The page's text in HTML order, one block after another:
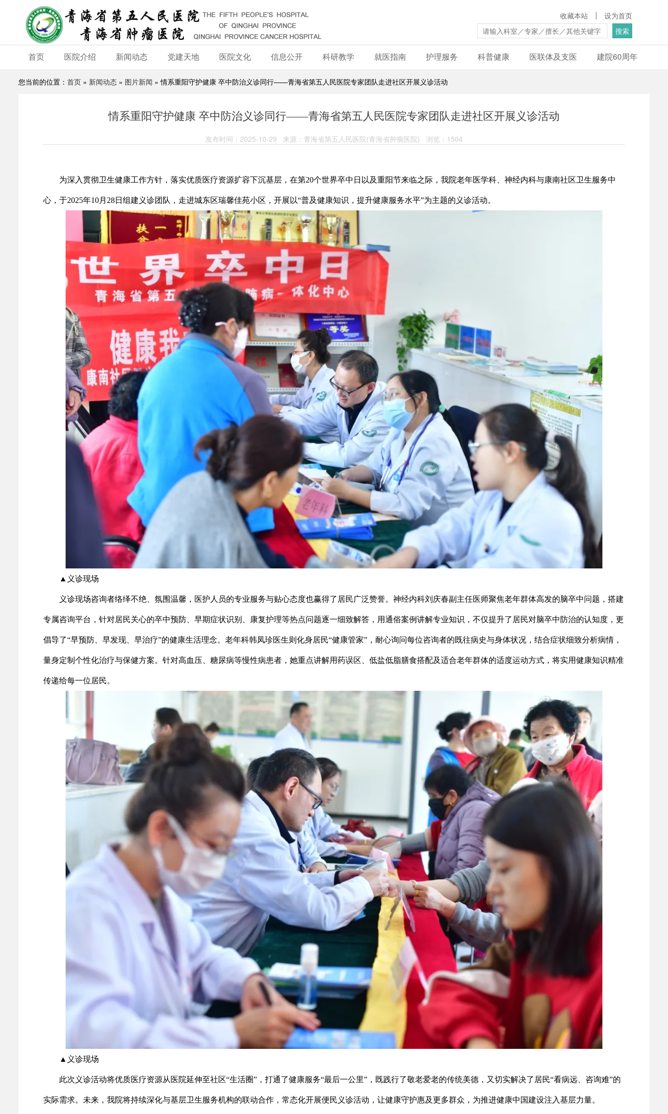
设为首页
收藏本站
搜索
首页 医院介绍 新闻动态 党建天地 医院文化 信息公开 科研教学 就医指南 护理服务 科普健康 医联体及支医 建院60周年
您当前的位置： 首页 » 新闻动态 » 图片新闻 » 情系重阳守护健康 卒中防治义诊同行——青海省第五人民医院专家团队走进社区开展义诊活动
情系重阳守护健康 卒中防治义诊同行——青海省第五人民医院专家团队走进社区开展义诊活动
发布时间：2025-10-29 来源：青海省第五人民医院(青海省肿瘤医院) 浏览：1504
为深入贯彻卫生健康工作方针，落实优质医疗资源扩容下沉基层，在第20个世界卒中日以及重阳节来临之际，我院老年医学科、神经内科与康南社区卫生服务中
心，于2025年10月28日组建义诊团队，走进城东区瑞馨佳苑小区，开展以“普及健康知识，提升健康服务水平”为主题的义诊活动。
▲义诊现场
义诊现场咨询者络绎不绝、氛围温馨，医护人员的专业服务与贴心态度也赢得了居民广泛赞誉。神经内科刘庆春副主任医师聚焦老年群体高发的脑卒中问题，搭建
专属咨询平台，针对居民关心的卒中预防、早期症状识别、康复护理等热点问题逐一细致解答，用通俗案例讲解专业知识，不仅提升了居民对脑卒中防治的认知度，更
倡导了“早预防、早发现、早治疗”的健康生活理念。老年科韩凤珍医生则化身居民“健康管家”，耐心询问每位咨询者的既往病史与身体状况，结合症状细致分析病情，
量身定制个性化治疗与保健方案。针对高血压、糖尿病等慢性病患者，她重点讲解用药误区、低盐低脂膳食搭配及适合老年群体的适度运动方式，将实用健康知识精准
传递给每一位居民。
▲义诊现场
此次义诊活动将优质医疗资源从医院延伸至社区“生活圈”，打通了健康服务“最后一公里”，既践行了敬老爱老的传统美德，又切实解决了居民“看病远、咨询难”的
实际需求。未来，我院将持续深化与基层卫生服务机构的联动合作，常态化开展便民义诊活动，让健康守护惠及更多群众，为推进健康中国建设注入基层力量。